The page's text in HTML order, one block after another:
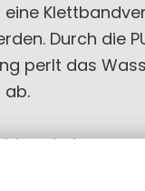
Durch die
perlt das
ab.
und
mit PU